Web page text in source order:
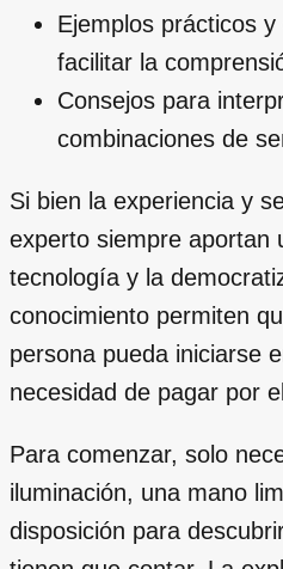
Ejemplos prácticos
facilitar la
Consejos para
combinaciones de
Si bien la experiencia y
experto siempre aportan
tecnología y la
conocimiento permiten
persona pueda iniciarse
necesidad de pagar por
Para comenzar, solo
iluminación, una mano
disposición para